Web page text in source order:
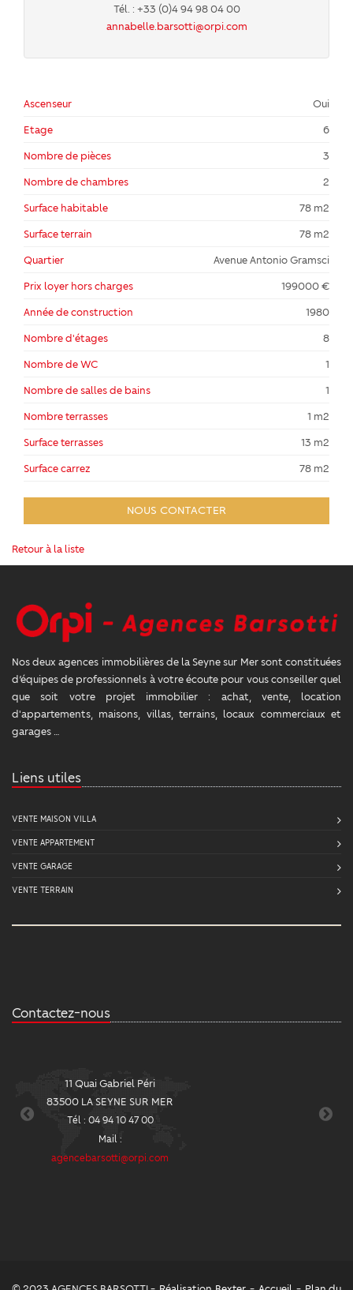
Tél. : +33 (0)4 94 98 04 00
annabelle.barsotti@orpi.com
Ascenseur
Oui
Etage
6
Nombre de pièces
3
Nombre de chambres
2
Surface habitable
78 m2
Surface terrain
78 m2
Quartier
Avenue Antonio Gramsci
Prix loyer hors charges
199000 €
Année de construction
1980
Nombre d'étages
8
Nombre de WC
1
Nombre de salles de bains
1
Nombre terrasses
1 m2
Surface terrasses
13 m2
Surface carrez
78 m2
NOUS CONTACTER
Retour à la liste
Nos deux agences immobilières de la Seyne sur Mer sont constituées
d’équipes de professionnels à votre écoute pour vous conseiller quel
que soit votre projet immobilier : achat, vente, location
d'appartements, maisons, villas, terrains, locaux commerciaux et
garages …
Liens utiles
VENTE MAISON VILLA
VENTE APPARTEMENT
VENTE GARAGE
VENTE TERRAIN
Contactez-nous
11 Quai Gabriel Péri
83500 LA SEYNE SUR MER
Tél : 04 94 10 47 00
Mail :
agencebarsotti@orpi.com